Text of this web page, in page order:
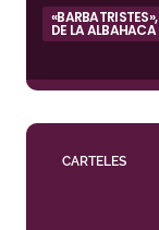
DE LA
CARTELES